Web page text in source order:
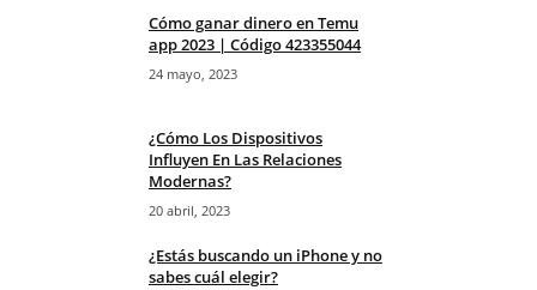
Cómo ganar dinero en Temu
app 2023 | Código 423355044
24 mayo, 2023
¿Cómo Los Dispositivos
Influyen En Las Relaciones
Modernas?
20 abril, 2023
¿Estás buscando un iPhone y no
sabes cuál elegir?